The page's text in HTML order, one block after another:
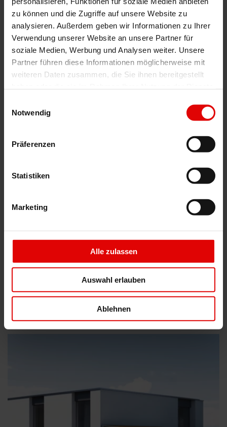
zu können und die Zugriffe auf unsere Website zu
analysieren. Außerdem geben wir Informationen zu Ihrer
Verwendung unserer Website an unsere Partner für
soziale Medien, Werbung und Analysen weiter. Unsere
Partner führen diese Informationen möglicherweise mit
weiteren Daten zusammen, die Sie ihnen bereitgestellt
Notwendig
Präferenzen
Statistiken
Marketing
Alle zulassen
Auswahl erlauben
Ablehnen
Wintergarten-Markise Climara W10
Wintergarten-Markise Climara W19